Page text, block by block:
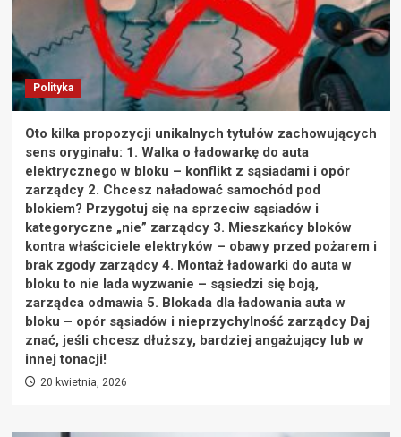
Polityka
Oto kilka propozycji unikalnych tytułów zachowujących
sens oryginału: 1. Walka o ładowarkę do auta
elektrycznego w bloku – konflikt z sąsiadami i opór
zarządcy 2. Chcesz naładować samochód pod
blokiem? Przygotuj się na sprzeciw sąsiadów i
kategoryczne „nie” zarządcy 3. Mieszkańcy bloków
kontra właściciele elektryków – obawy przed pożarem i
brak zgody zarządcy 4. Montaż ładowarki do auta w
bloku to nie lada wyzwanie – sąsiedzi się boją,
zarządca odmawia 5. Blokada dla ładowania auta w
bloku – opór sąsiadów i nieprzychylność zarządcy Daj
znać, jeśli chcesz dłuższy, bardziej angażujący lub w
innej tonacji!
20 kwietnia, 2026